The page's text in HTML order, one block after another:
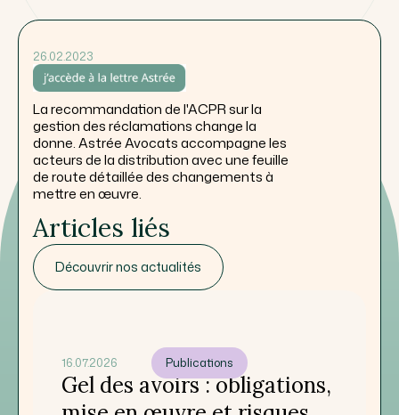
26.02.2023
La recommandation de l'ACPR sur la
gestion des réclamations change la
donne. Astrée Avocats accompagne les
acteurs de la distribution avec une feuille
de route détaillée des changements à
mettre en œuvre.
Articles liés
Découvrir nos actualités
16.07.2026
Gel des avoirs : obligations,
Publications